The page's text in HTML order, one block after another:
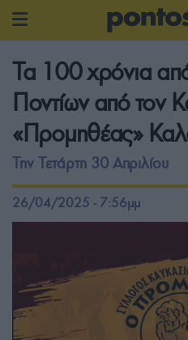
Τα 100 χρόνια
Ποντίων από τον
«Προμηθέας»
Την Τετάρτη 30 Απριλίου
26/04/2025 - 7:56μμ